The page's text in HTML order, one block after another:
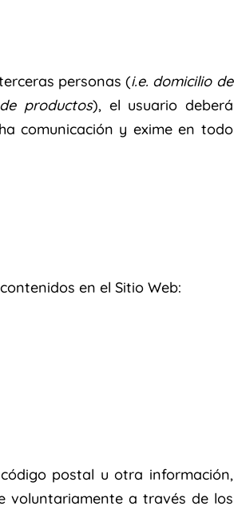
personas (i.e. domicilio de
productos), el usuario deberá
comunicación y exime en todo
en el Sitio Web:
postal u otra información,
voluntariamente a través de los